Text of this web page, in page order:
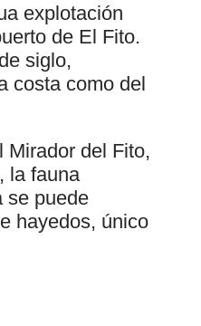
explotación
de El Fito.
siglo,
costa como del
Mirador del Fito,
la fauna
se puede
hayedos, único